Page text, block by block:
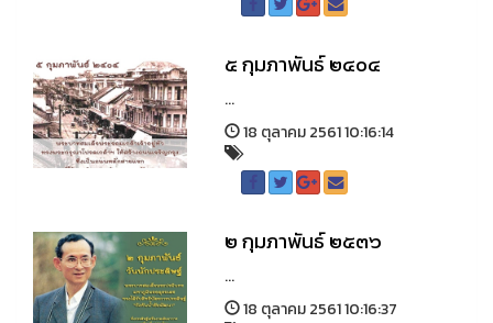
๕ กุมภาพันธ์ ๒๔๐๔
...
18 ตุลาคม 2561 10:16:14
๒ กุมภาพันธ์ ๒๕๓๖
...
18 ตุลาคม 2561 10:16:37